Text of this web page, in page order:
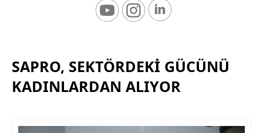
SAPRO, SEKTÖRDEKİ GÜCÜNÜ
KADINLARDAN ALIYOR